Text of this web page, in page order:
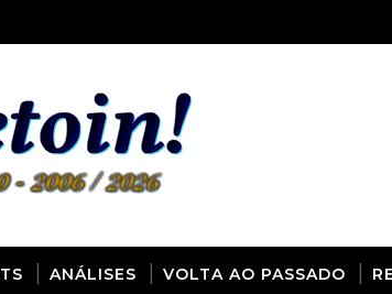
ANÁLISES VOLTA AO PASSADO